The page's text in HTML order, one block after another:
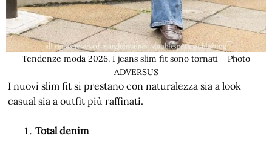
Tendenze moda 2026. I jeans slim fit sono tornati – Photo
ADVERSUS
I nuovi slim fit si prestano con naturalezza sia a look
casual sia a outfit più raffinati.
Total denim